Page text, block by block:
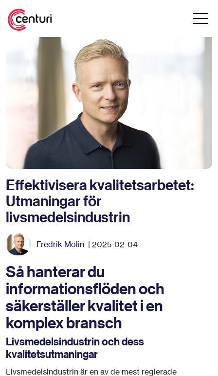
Effektivisera kvalitetsarbetet:
Utmaningar för
livsmedelsindustrin
Fredrik Molin | 2025-02-04
Så hanterar du
informationsflöden och
säkerställer kvalitet i en
komplex bransch
Livsmedelsindustrin och dess
kvalitetsutmaningar
Livsmedelsindustrin är en av de mest reglerade